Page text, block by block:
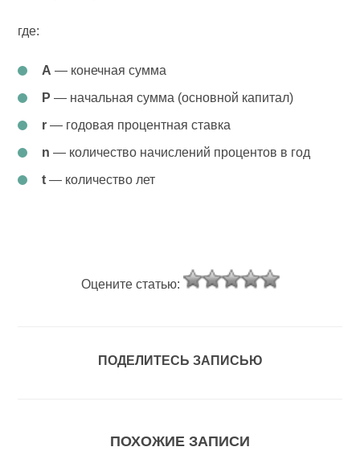
где:
A — конечная сумма
P — начальная сумма (основной капитал)
r — годовая процентная ставка
n — количество начислений процентов в год
t — количество лет
Оцените статью:
ПОДЕЛИТЕСЬ ЗАПИСЬЮ
ПОХОЖИЕ ЗАПИСИ